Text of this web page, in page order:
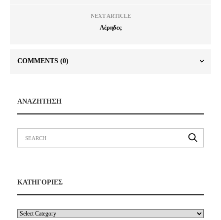
NEXT ARTICLE
Αέρηδες
COMMENTS (0)
ΑΝΑΖΗΤΗΣΗ
ΚΑΤΗΓΟΡΙΕΣ